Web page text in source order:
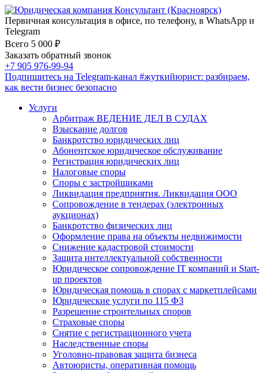
Первичная консультация в офисе, по телефону, в WhatsApp и
Telegram
Всего 5 000 ₽
Заказать обратный звонок
+7 905 976-99-94
Подпишитесь на Telegram-канал #жуткийюрист: разбираем,
как вести бизнес безопасно
Услуги
Арбитраж ВЕДЕНИЕ ДЕЛ В СУДАХ
Взыскание долгов
Банкротство юридических лиц
Абонентское юридическое обслуживание
Регистрация юридических лиц
Налоговые споры
Споры с застройщиками
Ликвидация предприятия. Ликвидация ООО
Сопровождение в тендерах (электронных
аукционах)
Банкротство физических лиц
Оформление права на объекты недвижимости
Снижение кадастровой стоимости
Защита интеллектуальной собственности
Юридическое сопровождение IT компаний и Start-
up проектов
Юридическая помощь в спорах с маркетплейсами
Юридические услуги по 115 ФЗ
Разрешение строительных споров
Страховые споры
Снятие с регистрационного учета
Наследственные споры
Уголовно-правовая защита бизнеса
Автоюристы, оперативная помощь